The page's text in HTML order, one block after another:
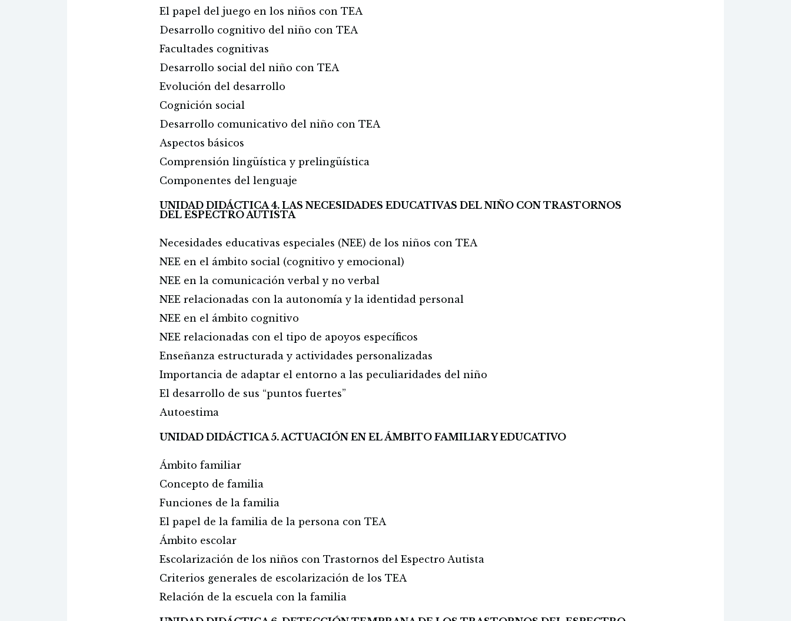
El papel del juego en los niños con TEA
Desarrollo cognitivo del niño con TEA
Facultades cognitivas
Desarrollo social del niño con TEA
Evolución del desarrollo
Cognición social
Desarrollo comunicativo del niño con TEA
Aspectos básicos
Comprensión lingüística y prelingüística
Componentes del lenguaje
UNIDAD DIDÁCTICA 4. LAS NECESIDADES EDUCATIVAS DEL NIÑO CON TRASTORNOS
DEL ESPECTRO AUTISTA
Necesidades educativas especiales (NEE) de los niños con TEA
NEE en el ámbito social (cognitivo y emocional)
NEE en la comunicación verbal y no verbal
NEE relacionadas con la autonomía y la identidad personal
NEE en el ámbito cognitivo
NEE relacionadas con el tipo de apoyos específicos
Enseñanza estructurada y actividades personalizadas
Importancia de adaptar el entorno a las peculiaridades del niño
El desarrollo de sus “puntos fuertes”
Autoestima
UNIDAD DIDÁCTICA 5. ACTUACIÓN EN EL ÁMBITO FAMILIAR Y EDUCATIVO
Ámbito familiar
Concepto de familia
Funciones de la familia
El papel de la familia de la persona con TEA
Ámbito escolar
Escolarización de los niños con Trastornos del Espectro Autista
Criterios generales de escolarización de los TEA
Relación de la escuela con la familia